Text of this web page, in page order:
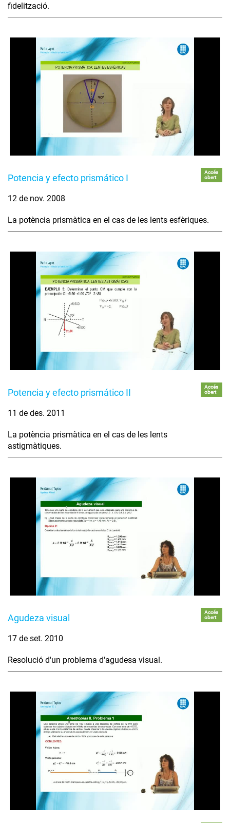
fidelització.
Potencia y efecto prismático I
Accés
obert
12 de nov. 2008
La potència prismàtica en el cas de les lents esfèriques.
Potencia y efecto prismático II
Accés
obert
11 de des. 2011
La potència prismàtica en el cas de les lents
astigmàtiques.
Agudeza visual
Accés
obert
17 de set. 2010
Resolució d'un problema d'agudesa visual.